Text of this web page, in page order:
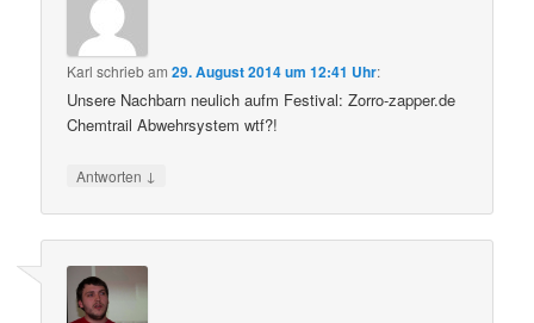
Karl schriebam29. August 2014 um 12:41 Uhr:
Unsere Nachbarn neulich aufm Festival: Zorro-zapper.de
Chemtrail Abwehrsystem wtf?!
Antworten ↓